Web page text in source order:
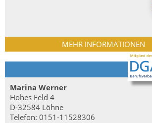
MEHR INFORMATIONEN
Marina Werner
Hohes Feld 4
D-32584 Löhne
Telefon: 0151-11528306